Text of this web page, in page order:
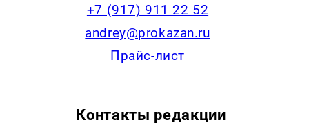
+7 (917) 911 22 52
andrey@prokazan.ru
Прайс-лист
Контакты редакции